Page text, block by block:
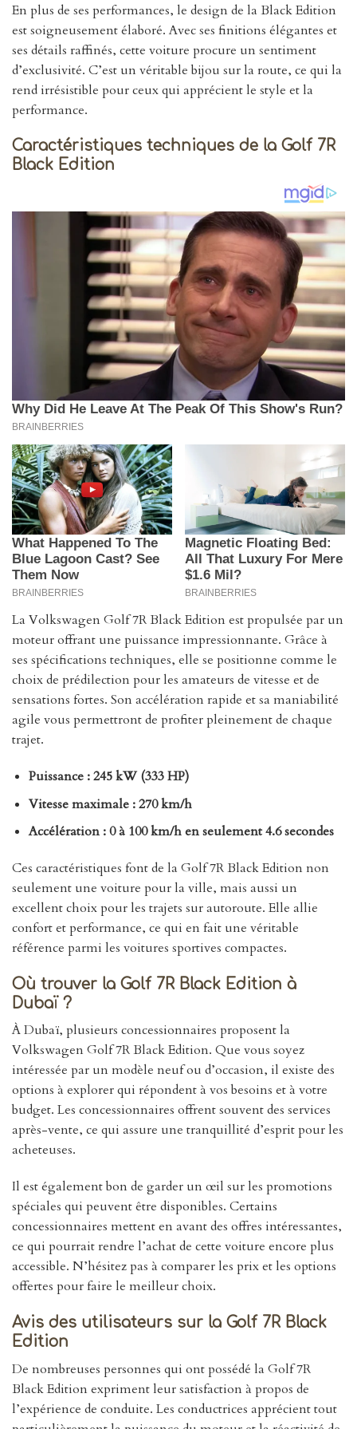
En plus de ses performances, le design de la Black Edition
est soigneusement élaboré. Avec ses finitions élégantes et
ses détails raffinés, cette voiture procure un sentiment
d’exclusivité. C’est un véritable bijou sur la route, ce qui la
rend irrésistible pour ceux qui apprécient le style et la
performance.
Caractéristiques techniques de la Golf 7R
Black Edition
La Volkswagen Golf 7R Black Edition est propulsée par un
moteur offrant une puissance impressionnante. Grâce à
ses spécifications techniques, elle se positionne comme le
choix de prédilection pour les amateurs de vitesse et de
sensations fortes. Son accélération rapide et sa maniabilité
agile vous permettront de profiter pleinement de chaque
trajet.
Puissance : 245 kW (333 HP)
Vitesse maximale : 270 km/h
Accélération : 0 à 100 km/h en seulement 4.6 secondes
Ces caractéristiques font de la Golf 7R Black Edition non
seulement une voiture pour la ville, mais aussi un
excellent choix pour les trajets sur autoroute. Elle allie
confort et performance, ce qui en fait une véritable
référence parmi les voitures sportives compactes.
Où trouver la Golf 7R Black Edition à
Dubaï ?
À Dubaï, plusieurs concessionnaires proposent la
Volkswagen Golf 7R Black Edition. Que vous soyez
intéressée par un modèle neuf ou d’occasion, il existe des
options à explorer qui répondent à vos besoins et à votre
budget. Les concessionnaires offrent souvent des services
après-vente, ce qui assure une tranquillité d’esprit pour les
acheteuses.
Il est également bon de garder un œil sur les promotions
spéciales qui peuvent être disponibles. Certains
concessionnaires mettent en avant des offres intéressantes,
ce qui pourrait rendre l’achat de cette voiture encore plus
accessible. N’hésitez pas à comparer les prix et les options
offertes pour faire le meilleur choix.
Avis des utilisateurs sur la Golf 7R Black
Edition
De nombreuses personnes qui ont possédé la Golf 7R
Black Edition expriment leur satisfaction à propos de
l’expérience de conduite. Les conductrices apprécient tout